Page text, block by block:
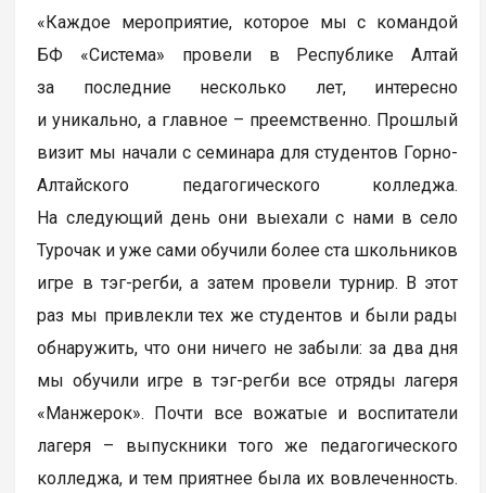
«Каждое мероприятие, которое мы с командой
БФ «Система» провели в Республике Алтай
за последние несколько лет, интересно
и уникально, а главное – преемственно. Прошлый
визит мы начали с семинара для студентов Горно-
Алтайского педагогического колледжа.
На следующий день они выехали с нами в село
Турочак и уже сами обучили более ста школьников
игре в тэг-регби, а затем провели турнир. В этот
раз мы привлекли тех же студентов и были рады
обнаружить, что они ничего не забыли: за два дня
мы обучили игре в тэг-регби все отряды лагеря
«Манжерок». Почти все вожатые и воспитатели
лагеря – выпускники того же педагогического
колледжа, и тем приятнее была их вовлеченность.